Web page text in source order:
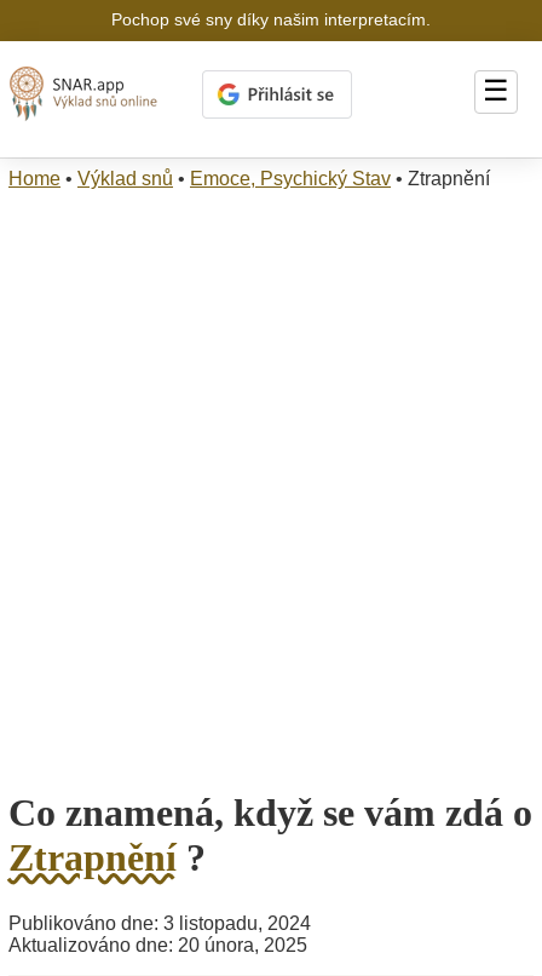
Pochop své sny díky našim interpretacím.
☰
Home • Výklad snů • Emoce, Psychický Stav • Ztrapnění
Co znamená, když se vám zdá o
Ztrapnění?
Publikováno dne: 3 listopadu, 2024
Aktualizováno dne: 20 února, 2025